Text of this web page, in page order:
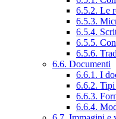
6.5.2. Le
6.5.3.
6.5.4.
6.5.5.
6.5.6.
6.6. Documenti
6.6.1. I
6.6.2.
6.6.3.
6.6.4.